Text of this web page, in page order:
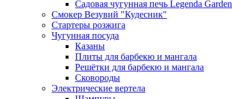
Садовая чугунная печь Legenda Garden
Смокер Везувий "Кудесник"
Стартеры розжига
Чугунная посуда
Казаны
Плиты для барбекю и мангала
Решётки для барбекю и мангала
Сковороды
Электрические вертела